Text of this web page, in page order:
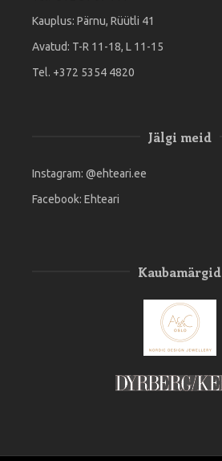
Kauplus: Pärnu, Rüütli 41
Avatud: T-R 11-18, L 11-15
Tel. +372 5354 4820
Jälgi meid
Instagram: @ehteari.ee
Facebook: Ehteari
Kaubamärgid